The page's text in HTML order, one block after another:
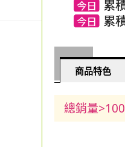
商品特色
總銷量>100